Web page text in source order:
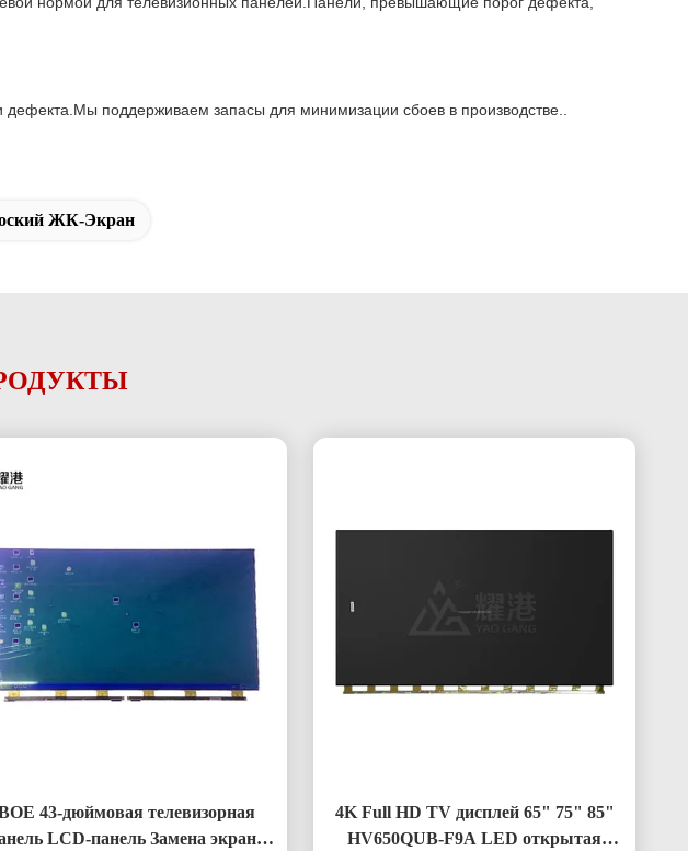
поддерживаем запасы для минимизации сбоев в производстве..
ЖК-Экран
43-дюймовая телевизорная
LCD-панель Замена экрана
4K Full HD TV дисплей 65" 75" 85"
HV650QUB-F9A LED открытая